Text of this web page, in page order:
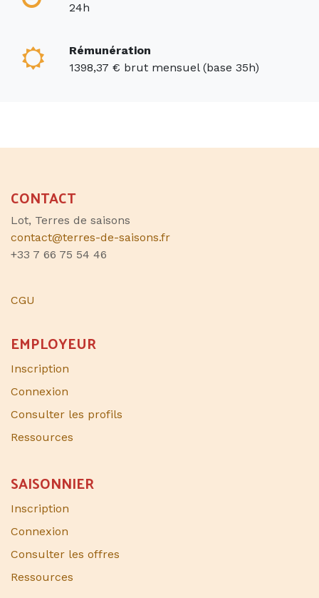
24h
Rémunération
1398,37 € brut mensuel (base 35h)
CONTACT
Lot, Terres de saisons
contact@terres-de-saisons.fr
+33 7 66 75 54 46
CGU
EMPLOYEUR
Inscription
Connexion
Consulter les profils
Ressources
SAISONNIER​
Inscription
Connexion
Consulter les offres
Ressources